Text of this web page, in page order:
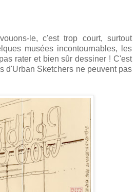
le, c'est trop court, surtout
musées incontournables, les
rater et bien sûr dessiner ! C'est
d'Urban Sketchers ne peuvent pas